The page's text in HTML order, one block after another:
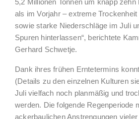
5,2 Millionen Tonnen um knapp
als im Vorjahr – extreme
sowie starke Niederschläge im Juli
Spuren hinterlassen“, berichtete
Gerhard Schwetje.
Dank ihres frühen Erntetermins
(Details zu den einzelnen Kulturen
Juli vielfach noch planmäßig und
werden. Die folgende Regenperiode
ackerbaulichen Anstrengungen